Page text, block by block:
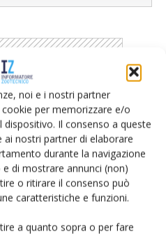
noi e i nostri partner
per memorizzare e/o
Il consenso a queste
nostri partner di elaborare
durante la navigazione
di mostrare annunci (non)
o ritirare il consenso può
caratteristiche e funzioni.
a quanto sopra o per fare
e Prodotti
cercare un'azienda o un
adesso